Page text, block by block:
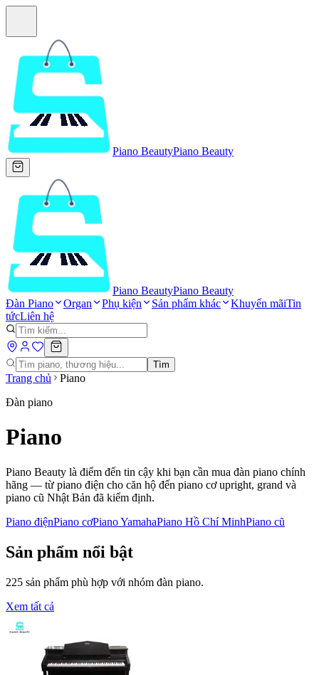
Piano BeautyPiano Beauty
Piano BeautyPiano Beauty
Đàn Piano
Organ Phụ kiện Sản phẩm khác Khuyến mãiTin
tứcLiên hệ
Tìm
Trang chủ
Piano
Đàn piano
Piano
Piano Beauty là điểm đến tin cậy khi bạn cần mua đàn piano chính
hãng — từ piano điện cho căn hộ đến piano cơ upright, grand và
piano cũ Nhật Bản đã kiểm định.
Piano điệnPiano cơPiano YamahaPiano Hồ Chí MinhPiano cũ
Sản phẩm nổi bật
225 sản phẩm phù hợp với nhóm đàn piano.
Xem tất cả